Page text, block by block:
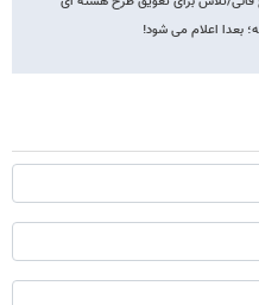
بعدا اعلام می شود!